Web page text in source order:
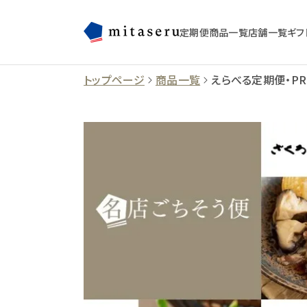
定期便商品一覧店舗一覧ギフ
トップページ 商品一覧 えらべる定期便・